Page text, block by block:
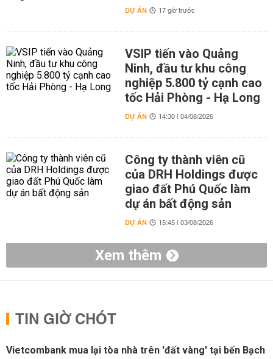
DỰ ÁN 17 giờ trước
VSIP tiến vào Quảng
Ninh, đầu tư khu công
nghiệp 5.800 tỷ cạnh cao
tốc Hải Phòng - Hạ Long
DỰ ÁN 14:30 | 04/08/2026
Công ty thành viên cũ
của DRH Holdings được
giao đất Phú Quốc làm
dự án bất động sản
DỰ ÁN 15:45 | 03/08/2026
Xem thêm
TIN GIỜ CHÓT
Vietcombank mua lại tòa nhà trên 'đất vàng' tại bến Bạch